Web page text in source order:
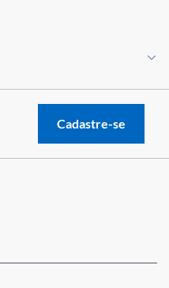
Cadastre-se